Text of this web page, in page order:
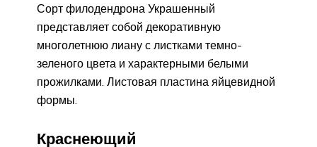
Сорт филодендрона Украшенный
представляет собой декоративную
многолетнюю лиану с листками темно-
зеленого цвета и характерными белыми
прожилками. Листовая пластина яйцевидной
формы.
Краснеющий